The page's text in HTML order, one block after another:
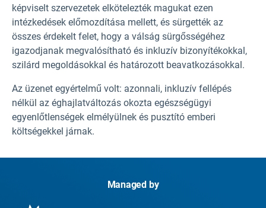
képviselt szervezetek elkötelezték magukat ezen
intézkedések előmozdítása mellett, és sürgették az
összes érdekelt felet, hogy a válság sürgősségéhez
igazodjanak megvalósítható és inkluzív bizonyítékokkal,
szilárd megoldásokkal és határozott beavatkozásokkal.
Az üzenet egyértelmű volt: azonnali, inkluzív fellépés
nélkül az éghajlatváltozás okozta egészségügyi
egyenlőtlenségek elmélyülnek és pusztító emberi
költségekkel járnak.
Managed by